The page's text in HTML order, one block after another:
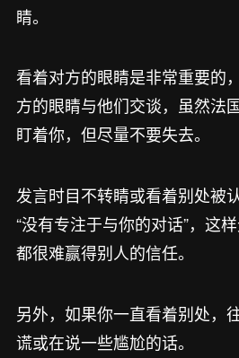
睛。
看着对方的眼睛是非常重要的
方的眼睛与他们交谈，虽然法
盯着你，但尽量不要失去。
发言时目不转睛或看着别处被
“没有专注于与你的对话”，这
都很难赢得别人的信任。
另外，如果你一直看着别处，
谎或在说一些尴尬的话。